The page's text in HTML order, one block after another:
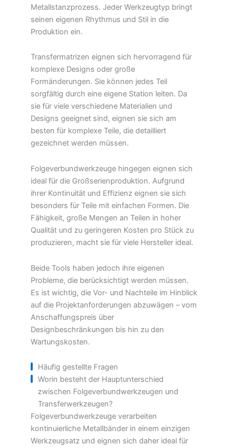
Metallstanzprozess. Jeder Werkzeugtyp bringt
seinen eigenen Rhythmus und Stil in die
Produktion ein.
Transfermatrizen eignen sich hervorragend für
komplexe Designs oder große
Formänderungen. Sie können jedes Teil
sorgfältig durch eine eigene Station leiten. Da
sie für viele verschiedene Materialien und
Designs geeignet sind, eignen sie sich am
besten für komplexe Teile, die detailliert
gezeichnet werden müssen.
Folgeverbundwerkzeuge hingegen eignen sich
ideal für die Großserienproduktion. Aufgrund
ihrer Kontinuität und Effizienz eignen sie sich
besonders für Teile mit einfachen Formen. Die
Fähigkeit, große Mengen an Teilen in hoher
Qualität und zu geringeren Kosten pro Stück zu
produzieren, macht sie für viele Hersteller ideal.
Beide Tools haben jedoch ihre eigenen
Probleme, die berücksichtigt werden müssen.
Es ist wichtig, die Vor- und Nachteile im Hinblick
auf die Projektanforderungen abzuwägen – vom
Anschaffungspreis über
Designbeschränkungen bis hin zu den
Wartungskosten.
Häufig gestellte Fragen
Worin besteht der Hauptunterschied
zwischen Folgeverbundwerkzeugen und
Transferwerkzeugen?
Folgeverbundwerkzeuge verarbeiten
kontinuierliche Metallbänder in einem einzigen
Werkzeugsatz und eignen sich daher ideal für